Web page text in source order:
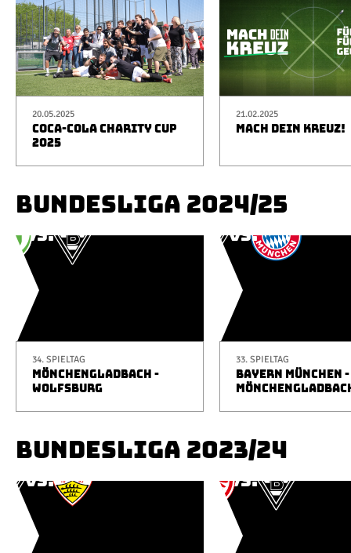
20.05.2025
COCA-COLA CHARITY CUP
2025
21.02.2025
MACH DEIN KREUZ!
BUNDESLIGA 2024/25
34. SPIELTAG
MÖNCHENGLADBACH -
WOLFSBURG
33. SPIELTAG
BAYERN MÜNCHEN -
BUNDESLIGA 2023/24